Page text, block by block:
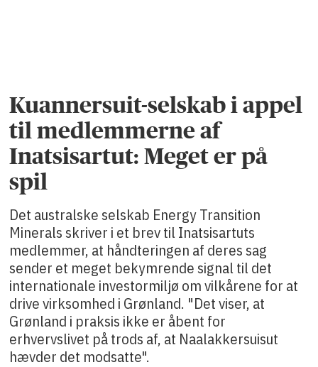
Kuannersuit-selskab i appel
til medlemmerne af
Inatsisartut: Meget er på
spil
Det australske selskab Energy Transition
Minerals skriver i et brev til Inatsisartuts
medlemmer, at håndteringen af deres sag
sender et meget bekymrende signal til det
internationale investormiljø om vilkårene for at
drive virksomhed i Grønland. "Det viser, at
Grønland i praksis ikke er åbent for
erhvervslivet på trods af, at Naalakkersuisut
hævder det modsatte".